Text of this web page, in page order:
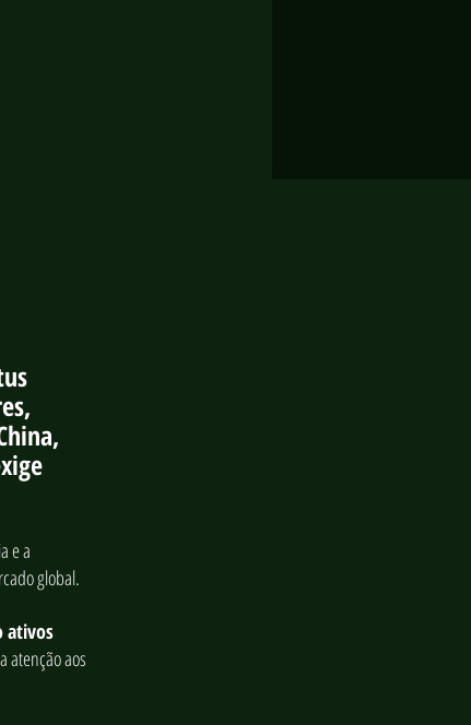
e a
global.
ativos
atenção aos